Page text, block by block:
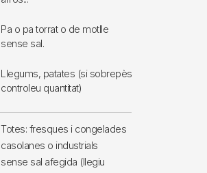
Pa o pa torrat o de motlle
sense sal.
Llegums, patates (si sobrepès
controleu quantitat)
Totes: fresques i congelades
casolanes o industrials
sense sal afegida (llegiu